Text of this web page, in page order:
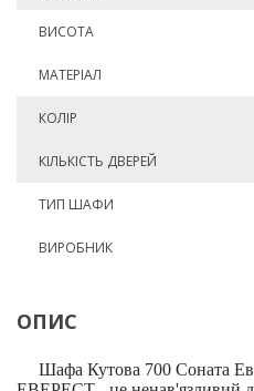
ВИСОТА
МАТЕРІАЛ
КОЛІР
КІЛЬКІСТЬ ДВЕРЕЙ
ТИП ШАФИ
ВИРОБНИК
ОПИС
Шафа Кутова 700 Соната